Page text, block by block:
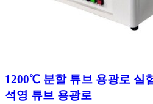
1200℃ 분할 튜브 용광로 실
석영 튜브 용광로